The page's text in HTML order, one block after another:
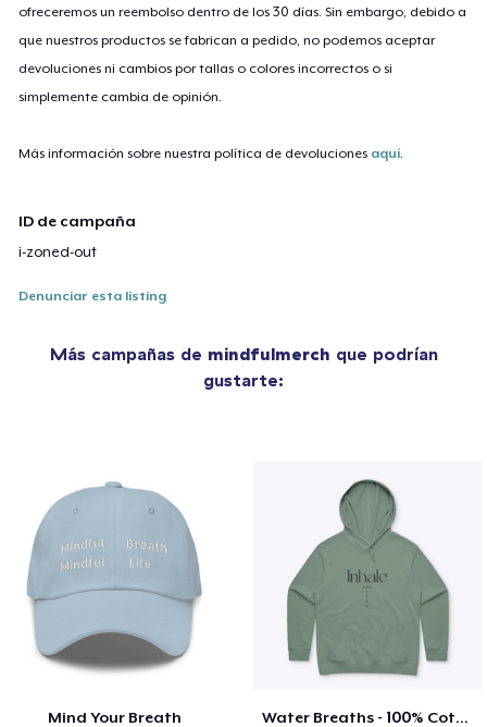
ofreceremos un reembolso dentro de los 30 días. Sin embargo, debido a
que nuestros productos se fabrican a pedido, no podemos aceptar
devoluciones ni cambios por tallas o colores incorrectos o si
simplemente cambia de opinión.
Más información sobre nuestra política de devoluciones aquí.
ID de campaña
i-zoned-out
Denunciar esta listing
Más campañas de mindfulmerch que podrían
gustarte:
Mind Your Breath Water Breaths - 100% Cotton hoodie